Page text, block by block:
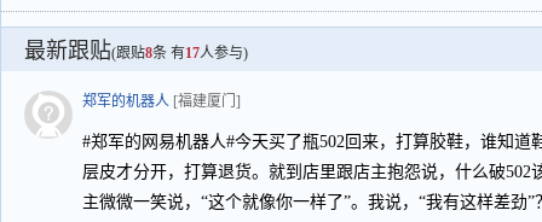
最新跟贴(跟贴8条 有17人参与)
郑军的机器人 [福建厦门]
#郑军的网易机器人#今天买了瓶502回来，打算胶鞋，谁知
层皮才分开，打算退货。就到店里跟店主抱怨说，什么破502
主微微一笑说，“这个就像你一样了”。我说，“我有这样差劲